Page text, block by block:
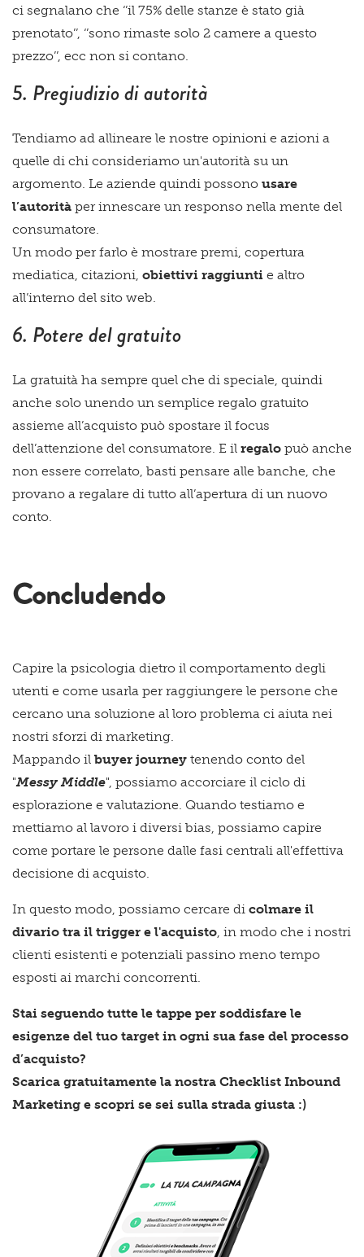
ci segnalano che ‘’il 75% delle stanze è stato già
prenotato’’, ‘’sono rimaste solo 2 camere a questo
prezzo’’, ecc non si contano.
5. Pregiudizio di autorità
Tendiamo ad allineare le nostre opinioni e azioni a
quelle di chi consideriamo un'autorità su un
argomento. Le aziende quindi possono usare
l’autorità per innescare un responso nella mente del
consumatore.
Un modo per farlo è mostrare premi, copertura
mediatica, citazioni, obiettivi raggiunti e altro
all’interno del sito web.
6. Potere del gratuito
La gratuità ha sempre quel che di speciale, quindi
anche solo unendo un semplice regalo gratuito
assieme all’acquisto può spostare il focus
dell’attenzione del consumatore. E il regalo può anche
non essere correlato, basti pensare alle banche, che
provano a regalare di tutto all’apertura di un nuovo
conto.
Concludendo
Capire la psicologia dietro il comportamento degli
utenti e come usarla per raggiungere le persone che
cercano una soluzione al loro problema ci aiuta nei
nostri sforzi di marketing.
Mappando il buyer journey tenendo conto del
"Messy Middle", possiamo accorciare il ciclo di
esplorazione e valutazione. Quando testiamo e
mettiamo al lavoro i diversi bias, possiamo capire
come portare le persone dalle fasi centrali all'effettiva
decisione di acquisto.
In questo modo, possiamo cercare di colmare il
divario tra il trigger e l'acquisto, in modo che i nostri
clienti esistenti e potenziali passino meno tempo
esposti ai marchi concorrenti.
Stai seguendo tutte le tappe per soddisfare le
esigenze del tuo target in ogni sua fase del processo
d’acquisto?
Scarica gratuitamente la nostra Checklist Inbound
Marketing e scopri se sei sulla strada giusta :)